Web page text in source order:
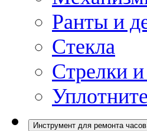
Ранты и
Стекла
Стрелки
Инструмент для ремонта